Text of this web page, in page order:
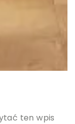
ten wpis